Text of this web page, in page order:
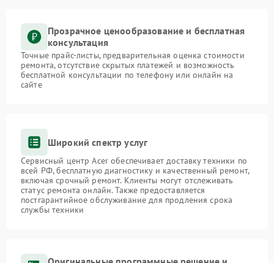
Прозрачное ценообразование и бесплатная
консультация
Точные прайс-листы, предварительная оценка стоимости
ремонта, отсутствие скрытых платежей и возможность
бесплатной консультации по телефону или онлайн на
сайте
Широкий спектр услуг
Сервисный центр Acer обеспечивает доставку техники по
всей РФ, бесплатную диагностику и качественный ремонт,
включая срочный ремонт. Клиенты могут отслеживать
статус ремонта онлайн. Также предоставляется
постгарантийное обслуживание для продления срока
службы техники